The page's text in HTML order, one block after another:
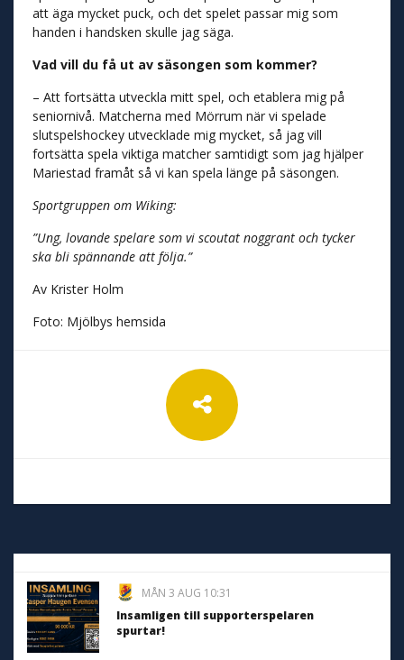
att äga mycket puck, och det spelet passar mig som
handen i handsken skulle jag säga.
Vad vill du få ut av säsongen som kommer?
– Att fortsätta utveckla mitt spel, och etablera mig på
seniornivå. Matcherna med Mörrum när vi spelade
slutspelshockey utvecklade mig mycket, så jag vill
fortsätta spela viktiga matcher samtidigt som jag hjälper
Mariestad framåt så vi kan spela länge på säsongen.
Sportgruppen om Wiking:
”Ung, lovande spelare som vi scoutat noggrant och tycker
ska bli spännande att följa.”
Av Krister Holm
Foto: Mjölbys hemsida
MÅN 3 AUG 10:31
Insamligen till supporterspelaren
spurtar!